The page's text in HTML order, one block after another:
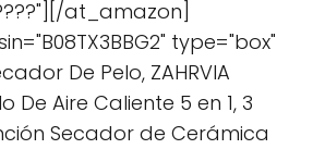
at_amazon]
type="box"
De Pelo, ZAHRVIA
De Aire Caliente 5 en 1, 3
Secador de Cerámica